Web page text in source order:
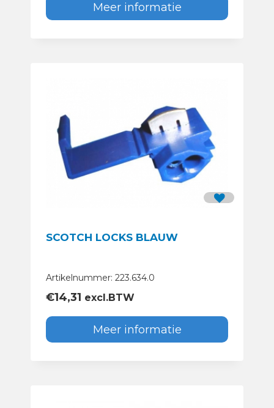
Meer informatie
SCOTCH LOCKS BLAUW
Artikelnummer: 223.634.0
€14,31 excl.BTW
Meer informatie